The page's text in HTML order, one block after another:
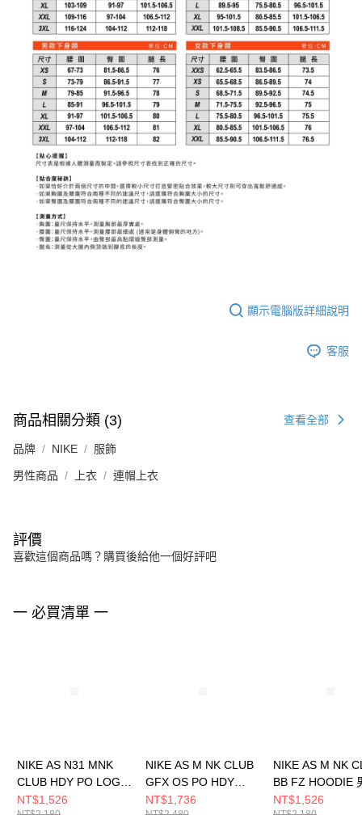
顯示電腦版詳細說明
客服
商品相關分類 (3) 查看全部
品牌 NIKE 服飾
男性商品 上衣 連帽上衣
評價
喜歡這個商品嗎？購買後給他一個好評吧
一 必買清單 一
NIKE AS N31 MNK
CLUB HDY PO LOGO
男 連帽上衣
NT$1,526
NIKE AS M NK CLUB
GFX OS PO HDY
GCE 男 連帽上衣
NT$1,736
NIKE AS M NK
BB FZ HOODIE
帽上衣
NT$1,526